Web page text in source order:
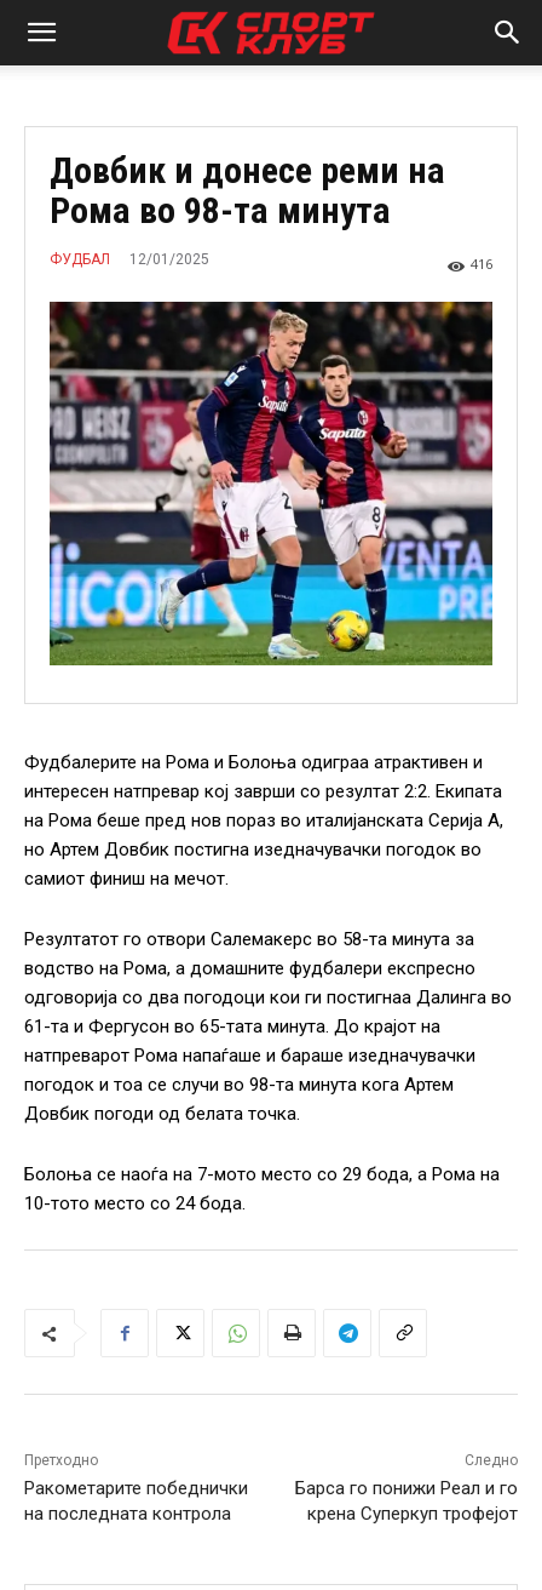
Довбик и донесе реми на
Рома во 98-та минута
ФУДБАЛ 12/01/2025 416
Фудбалерите на Рома и Болоња одиграа атрактивен и
интересен натпревар кој заврши со резултат 2:2. Екипата
на Рома беше пред нов пораз во италијанската Серија А,
но Артем Довбик постигна изедначувачки погодок во
самиот финиш на мечот.
Резултатот го отвори Салемакерс во 58-та минута за
водство на Рома, а домашните фудбалери експресно
одговорија со два погодоци кои ги постигнаа Далинга во
61-та и Фергусон во 65-тата минута. До крајот на
натпреварот Рома напаѓаше и бараше изедначувачки
погодок и тоа се случи во 98-та минута кога Артем
Довбик погоди од белата точка.
Болоња се наоѓа на 7-мото место со 29 бода, а Рома на
10-тото место со 24 бода.
Претходно
Ракометарите победнички
на последната контрола
Следно
Барса го понижи Реал и го
крена Суперкуп трофејот